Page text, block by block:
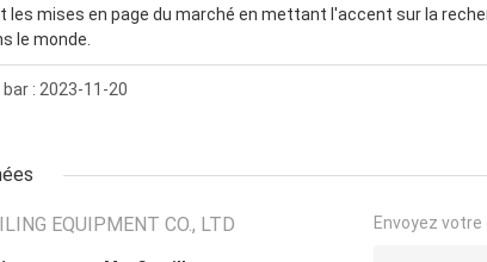
les mises en page du marché en mettant l'accent sur la
le monde.
: 2023-11-20
EQUIPMENT CO., LTD Envoyez